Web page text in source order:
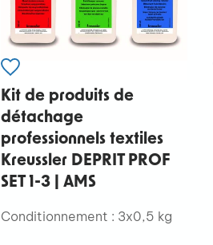
Kit de produits de
détachage
professionnels textiles
Kreussler DEPRIT PROF
SET 1-3 | AMS
Conditionnement : 3x0,5 kg